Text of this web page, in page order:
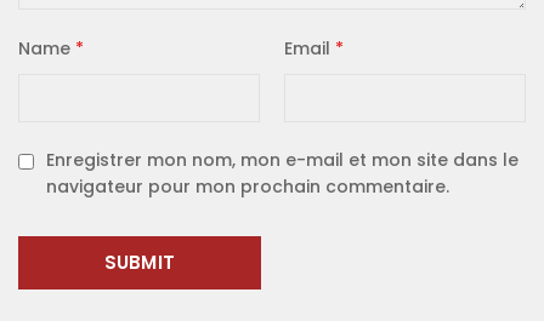
Name * Email *
Enregistrer mon nom, mon e-mail et mon site dans le
navigateur pour mon prochain commentaire.